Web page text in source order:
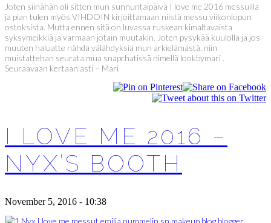
Joten siinähän oli sitten mun sunnuntaipäivä I love me 2016 messuilla
ja pian tulen myös VIHDOIN kirjoittamaan niistä messu viikonlopun
ostoksista. Mutta ennen sitä on luvassa ruskean kimaltavaista
syksymeikkiä ja varmaan jotain muutakin. Joten pysykää kuulolla ja jos
muuten haluatte nähdä välähdyksiä mun arkielämästä, niin
muistattehan seurata mua snapchatissä nimellä lookbymari .
Seuraavaan kertaan asti – Mari
I LOVE ME 2016 –
NYX’S BOOTH
November 5, 2016 - 10:38